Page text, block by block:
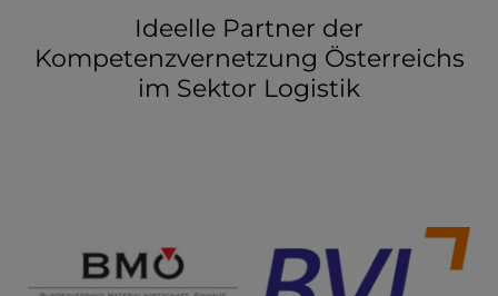
Ideelle Partner der
Kompetenzvernetzung Österreichs
im Sektor Logistik